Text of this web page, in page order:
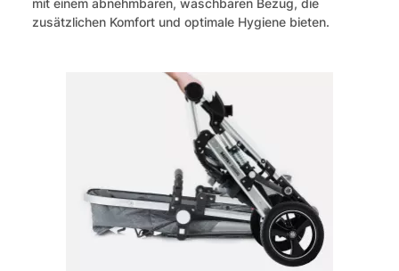
zusätzlichen Komfort und optimale Hygiene bieten.